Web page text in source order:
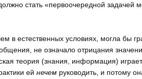
стать «первоочередной задачей
в естественных условиях, могла бы
не означало отрицания
теория (знания, информация)
ей нечем руководить, и потому